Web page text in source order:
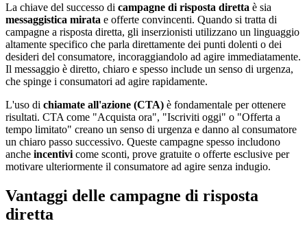
La chiave del successo di campagne di risposta diretta è sia
messaggistica mirata e offerte convincenti. Quando si tratta di
campagne a risposta diretta, gli inserzionisti utilizzano un linguaggio
altamente specifico che parla direttamente dei punti dolenti o dei
desideri del consumatore, incoraggiandolo ad agire immediatamente.
Il messaggio è diretto, chiaro e spesso include un senso di urgenza,
che spinge i consumatori ad agire rapidamente.
L'uso di chiamate all'azione (CTA) è fondamentale per ottenere
risultati. CTA come "Acquista ora", "Iscriviti oggi" o "Offerta a
tempo limitato" creano un senso di urgenza e danno al consumatore
un chiaro passo successivo. Queste campagne spesso includono
anche incentivi come sconti, prove gratuite o offerte esclusive per
motivare ulteriormente il consumatore ad agire senza indugio.
Vantaggi delle campagne di risposta
diretta